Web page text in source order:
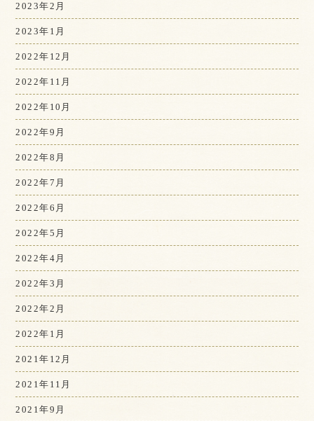
2023年2月
2023年1月
2022年12月
2022年11月
2022年10月
2022年9月
2022年8月
2022年7月
2022年6月
2022年5月
2022年4月
2022年3月
2022年2月
2022年1月
2021年12月
2021年11月
2021年9月